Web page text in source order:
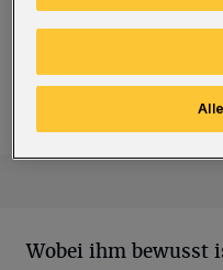
WSV: Mit Neuzugang,
Fußball-Regionalliga:
WSV: Mit
und auch Torschüssen
Wobei ihm bewusst